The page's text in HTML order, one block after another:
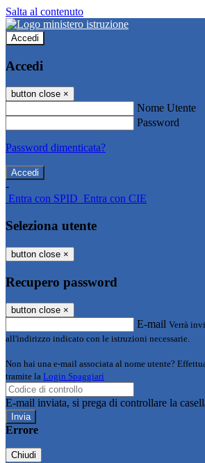
Salta al contenuto
Accedi
Accedi
button close ×
Nome Utente
Password
Password dimenticata?
-
Entra con SPID Entra con CIE
Seleziona utente
button close ×
Recupero password
button close ×
E-mail Verrà
all'indirizzo indicato con le istruzioni necessarie.
Non hai una e-mail associata al nome utente?
tramite la Login Spaggiari
E-mail inviata, si prega di controllare la
Errore
Chiudi